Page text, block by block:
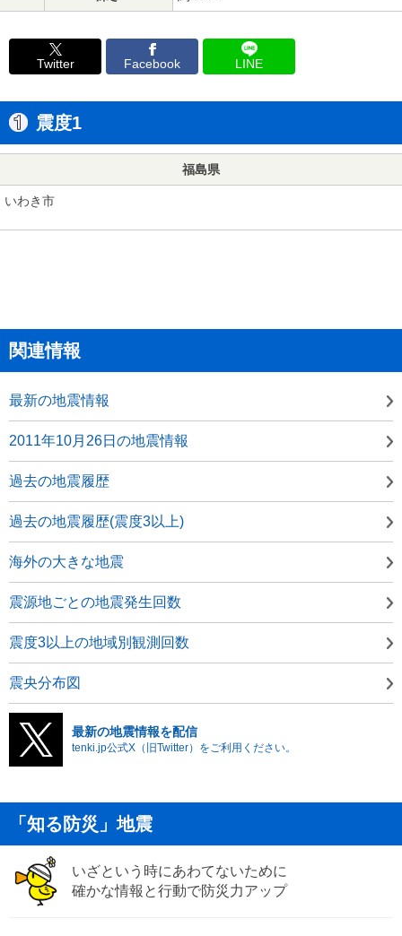
Twitter Facebook LINE
震度1
福島県
いわき市
関連情報
最新の地震情報
2011年10月26日の地震情報
過去の地震履歴
過去の地震履歴(震度3以上)
海外の大きな地震
震源地ごとの地震発生回数
震度3以上の地域別観測回数
震央分布図
最新の地震情報を配信
tenki.jp公式X（旧Twitter）をご利用ください。
「知る防災」地震
いざという時にあわてないために
確かな情報と行動で防災力アップ